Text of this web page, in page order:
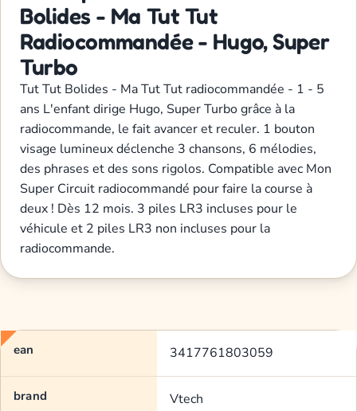
Bolides - Ma Tut Tut
Radiocommandée - Hugo, Super
Turbo
Tut Tut Bolides - Ma Tut Tut radiocommandée - 1 - 5
ans L'enfant dirige Hugo, Super Turbo grâce à la
radiocommande, le fait avancer et reculer. 1 bouton
visage lumineux déclenche 3 chansons, 6 mélodies,
des phrases et des sons rigolos. Compatible avec Mon
Super Circuit radiocommandé pour faire la course à
deux ! Dès 12 mois. 3 piles LR3 incluses pour le
véhicule et 2 piles LR3 non incluses pour la
radiocommande.
ean 3417761803059
brand Vtech